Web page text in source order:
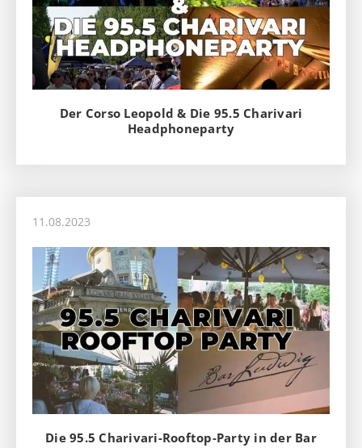
Der Corso Leopold & Die 95.5 Charivari
Headphoneparty
11.08.2023
Die 95.5 Charivari-Rooftop-Party in der Bar